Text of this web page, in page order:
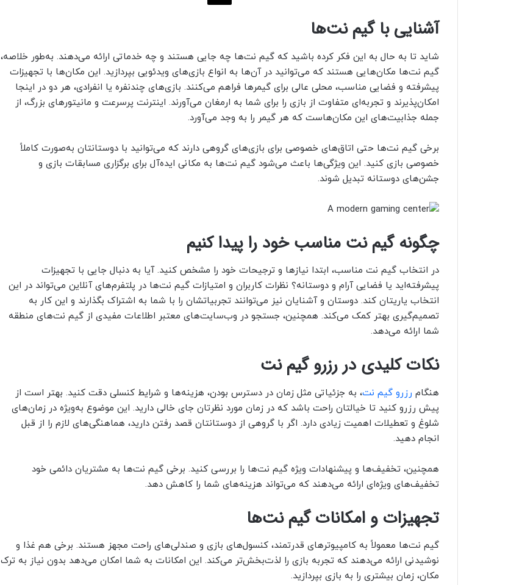
آشنایی با گیم نت‌ها
شاید تا به حال به این فکر کرده باشید که گیم نت‌ها چه جایی هستند و چه خدماتی ارائه می‌دهند. به‌طور خلاصه،
گیم نت‌ها مکان‌هایی هستند که می‌توانید در آن‌ها به انواع بازی‌های ویدئویی بپردازید. این مکان‌ها با تجهیزات
پیشرفته و فضایی مناسب، محلی عالی برای گیمرها فراهم می‌کنند. بازی‌های چندنفره یا انفرادی، هر دو در اینجا
امکان‌پذیرند و تجربه‌ای متفاوت از بازی را برای شما به ارمغان می‌آورند. اینترنت پرسرعت و مانیتورهای بزرگ، از
جمله جذابیت‌های این مکان‌هاست که هر گیمر را به وجد می‌آورد.
برخی گیم نت‌ها حتی اتاق‌های خصوصی برای بازی‌های گروهی دارند که می‌توانید با دوستانتان به‌صورت کاملاً
خصوصی بازی کنید. این ویژگی‌ها باعث می‌شود گیم نت‌ها به مکانی ایده‌آل برای برگزاری مسابقات بازی و
جشن‌های دوستانه تبدیل شوند.
چگونه گیم نت مناسب خود را پیدا کنیم
در انتخاب گیم نت مناسب، ابتدا نیازها و ترجیحات خود را مشخص کنید. آیا به دنبال جایی با تجهیزات
پیشرفته‌اید یا فضایی آرام و دوستانه؟ نظرات کاربران و امتیازات گیم نت‌ها در پلتفرم‌های آنلاین می‌تواند در این
انتخاب یاریتان کند. دوستان و آشنایان نیز می‌توانند تجربیاتشان را با شما به اشتراک بگذارند و این کار به
تصمیم‌گیری بهتر کمک می‌کند. همچنین، جستجو در وب‌سایت‌های معتبر اطلاعات مفیدی از گیم نت‌های منطقه
شما ارائه می‌دهد.
نکات کلیدی در رزرو گیم نت
هنگام رزرو گیم نت، به جزئیاتی مثل زمان در دسترس بودن، هزینه‌ها و شرایط کنسلی دقت کنید. بهتر است از
پیش رزرو کنید تا خیالتان راحت باشد که در زمان مورد نظرتان جای خالی دارید. این موضوع به‌ویژه در زمان‌های
شلوغ و تعطیلات اهمیت زیادی دارد. اگر با گروهی از دوستانتان قصد رفتن دارید، هماهنگی‌های لازم را از قبل
انجام دهید.
همچنین، تخفیف‌ها و پیشنهادات ویژه گیم نت‌ها را بررسی کنید. برخی گیم نت‌ها به مشتریان دائمی خود
تخفیف‌های ویژه‌ای ارائه می‌دهند که می‌تواند هزینه‌های شما را کاهش دهد.
تجهیزات و امکانات گیم نت‌ها
گیم نت‌ها معمولاً به کامپیوترهای قدرتمند، کنسول‌های بازی و صندلی‌های راحت مجهز هستند. برخی هم غذا و
نوشیدنی ارائه می‌دهند که تجربه بازی را لذت‌بخش‌تر می‌کند. این امکانات به شما امکان می‌دهد بدون نیاز به ترک
مکان، زمان بیشتری را به بازی بپردازید.